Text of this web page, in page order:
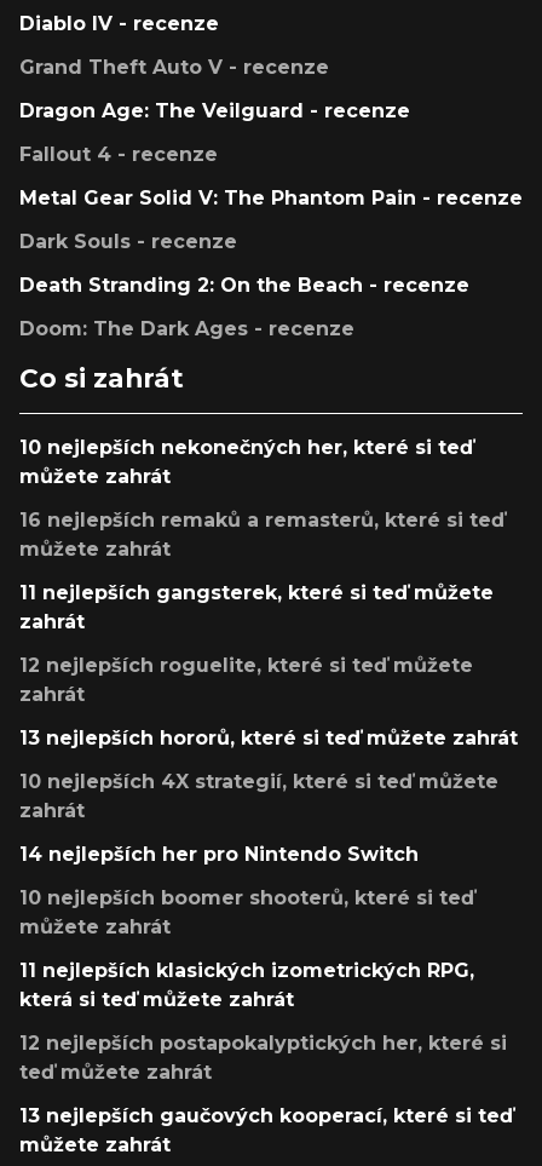
Diablo IV - recenze
Grand Theft Auto V - recenze
Dragon Age: The Veilguard - recenze
Fallout 4 - recenze
Metal Gear Solid V: The Phantom Pain - recenze
Dark Souls - recenze
Death Stranding 2: On the Beach - recenze
Doom: The Dark Ages - recenze
Co si zahrát
10 nejlepších nekonečných her, které si teď
můžete zahrát
16 nejlepších remaků a remasterů, které si teď
můžete zahrát
11 nejlepších gangsterek, které si teď můžete
zahrát
12 nejlepších roguelite, které si teď můžete
zahrát
13 nejlepších hororů, které si teď můžete zahrát
10 nejlepších 4X strategií, které si teď můžete
zahrát
14 nejlepších her pro Nintendo Switch
10 nejlepších boomer shooterů, které si teď
můžete zahrát
11 nejlepších klasických izometrických RPG,
která si teď můžete zahrát
12 nejlepších postapokalyptických her, které si
teď můžete zahrát
13 nejlepších gaučových kooperací, které si teď
můžete zahrát